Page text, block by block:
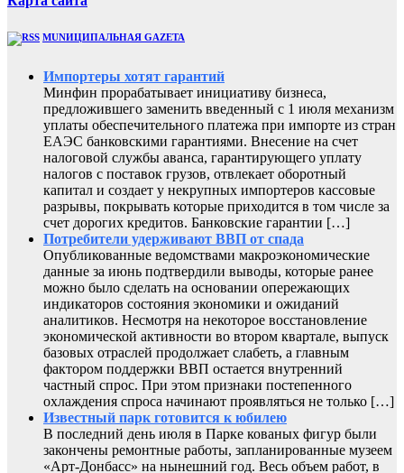
MUNИЦИПАЛЬНАЯ GAZЕТА
Импортеры хотят гарантий
Минфин прорабатывает инициативу бизнеса,
предложившего заменить введенный с 1 июля механизм
уплаты обеспечительного платежа при импорте из стран
ЕАЭС банковскими гарантиями. Внесение на счет
налоговой службы аванса, гарантирующего уплату
налогов с поставок грузов, отвлекает оборотный
капитал и создает у некрупных импортеров кассовые
разрывы, покрывать которые приходится в том числе за
счет дорогих кредитов. Банковские гарантии […]
Потребители удерживают ВВП от спада
Опубликованные ведомствами макроэкономические
данные за июнь подтвердили выводы, которые ранее
можно было сделать на основании опережающих
индикаторов состояния экономики и ожиданий
аналитиков. Несмотря на некоторое восстановление
экономической активности во втором квартале, выпуск
базовых отраслей продолжает слабеть, а главным
фактором поддержки ВВП остается внутренний
частный спрос. При этом признаки постепенного
охлаждения спроса начинают проявляться не только […]
Известный парк готовится к юбилею
В последний день июля в Парке кованых фигур были
закончены ремонтные работы, запланированные музеем
«Арт-Донбасс» на нынешний год. Весь объем работ, в